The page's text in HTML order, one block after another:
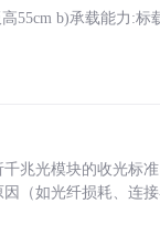
55cm b)承载能力:标
兆光模块的收光标
（如光纤损耗、连